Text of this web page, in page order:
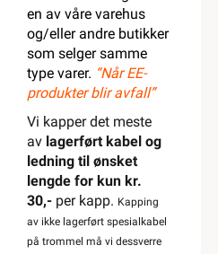
en av våre varehus
og/eller andre butikker
som selger samme
type varer. “Når EE-
produkter blir avfall”
Vi kapper det meste
av lagerført kabel og
ledning til ønsket
lengde for kun kr.
30,- per kapp. Kapping
av ikke lagerført spesialkabel
på trommel må vi dessverre